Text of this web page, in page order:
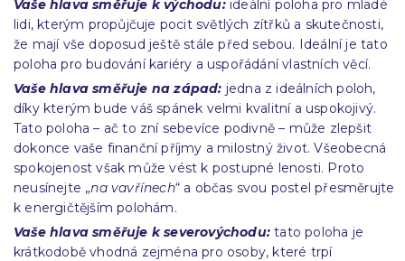
Vaše hlava směřuje k východu:ideální poloha pro mladé
lidi, kterým propůjčuje pocit světlých zítřků a skutečnosti,
že mají vše doposud ještě stále před sebou. Ideální je tato
poloha pro budování kariéry a uspořádání vlastních věcí.
Vaše hlava směřuje na západ: jedna z ideálních poloh,
díky kterým bude váš spánek velmi kvalitní a uspokojivý.
Tato poloha – ač to zní sebevíce podivně – může zlepšit
dokonce vaše finanční příjmy a milostný život. Všeobecná
spokojenost však může vést k postupné lenosti. Proto
neusínejte „na vavřínech“ a občas svou postel přesměrujte
k energičtějším polohám.
Vaše hlava směřuje k severovýchodu: tato poloha je
krátkodobě vhodná zejména pro osoby, které trpí